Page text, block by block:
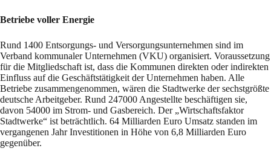
Betriebe voller Energie
Rund 1400 Entsorgungs- und Versorgungsunternehmen sind im
Verband kommunaler Unternehmen (VKU) organisiert. Voraussetzung
für die Mitgliedschaft ist, dass die Kommunen direkten oder indirekten
Einfluss auf die Geschäftstätigkeit der Unternehmen haben. Alle
Betriebe zusammengenommen, wären die Stadtwerke der sechstgrößte
deutsche Arbeitgeber. Rund 247000 Angestellte beschäftigen sie,
davon 54000 im Strom- und Gasbereich. Der „Wirtschaftsfaktor
Stadtwerke“ ist beträchtlich. 64 Milliarden Euro Umsatz standen im
vergangenen Jahr Investitionen in Höhe von 6,8 Milliarden Euro
gegenüber.